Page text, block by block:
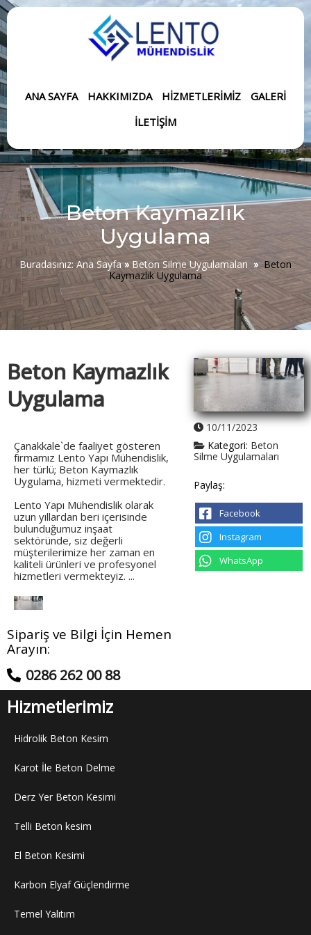
ANA SAYFA HAKKIMIZDA HIZMETLERIMIZ
GALERI
İLETIŞIM
Beton Kaymazlık
Uygulama
Buradasınız: Ana Sayfa»Beton Silme Uygulamaları » Beton
Kaymazlık Uygulama
Beton Kaymazlık
Uygulama
Çanakkale`de faaliyet gösteren
firmamız Lento Yapı Mühendislik,
her türlü; Beton Kaymazlık
Uygulama, hizmeti vermektedir.
Lento Yapı Mühendislik olarak
uzun yıllardan beri içerisinde
bulunduğumuz inşaat
sektöründe, siz değerli
müşterilerimize her zaman en
kaliteli ürünleri ve profesyonel
hizmetleri vermekteyiz. ...
Sipariş ve Bilgi İçin Hemen
Arayın:
0286 262 00 88
10/11/2023
Kategori: Beton
Silme Uygulamaları
Paylaş:
Facebook
Instagram
WhatsApp
Hizmetlerimiz
Hidrolik Beton Kesim
Karot İle Beton Delme
Derz Yer Beton Kesimi
Telli Beton kesim
El Beton Kesimi
Karbon Elyaf Güçlendirme
Temel Yalıtım